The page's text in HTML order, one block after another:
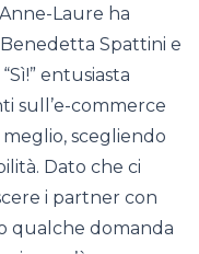
Laure ha
Spattini e
entusiasta
sull’e-commerce
scegliendo
Dato che ci
i partner con
qualche domanda